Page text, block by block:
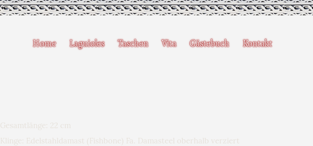
Home Laguioles Taschen Vita Gästebuch Kontakt
Gesamtlänge: 22 cm
Klinge: Edelstahldamast (Fishbone) Fa. Damasteel oberhalb verziert